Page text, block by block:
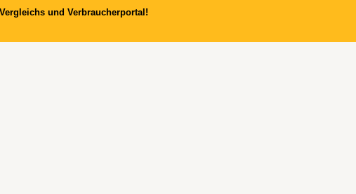
und Verbraucherportal!